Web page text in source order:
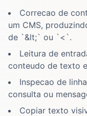
Correcao de
um CMS,
de `&lt;` ou `<`.
Leitura de
conteudo de texto
Inspecao de
consulta ou
Copiar texto